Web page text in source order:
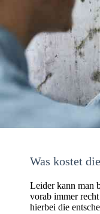
Was kostet
Leider kann man
vorab immer
hierbei die